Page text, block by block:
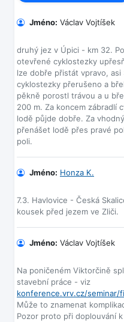
Jméno: Václav Vojtíšek
druhý jez v Úpici - km 32.
otevřené cyklostezky
lze dobře přistát vpravo,
cyklostezky přerušeno a
pěkně porostl trávou a u
200 m. Za koncem zábradlí
lodě půjde dobře. Za
přenášet lodě přes pravé
Jméno: Honza K.
7.3. Havlovice - Česká
Jméno: Václav Vojtíšek
Na poničeném Viktorčině
konference.vrv.cz/seminar/
Může to znamenat
Pozor proto při doplouvání